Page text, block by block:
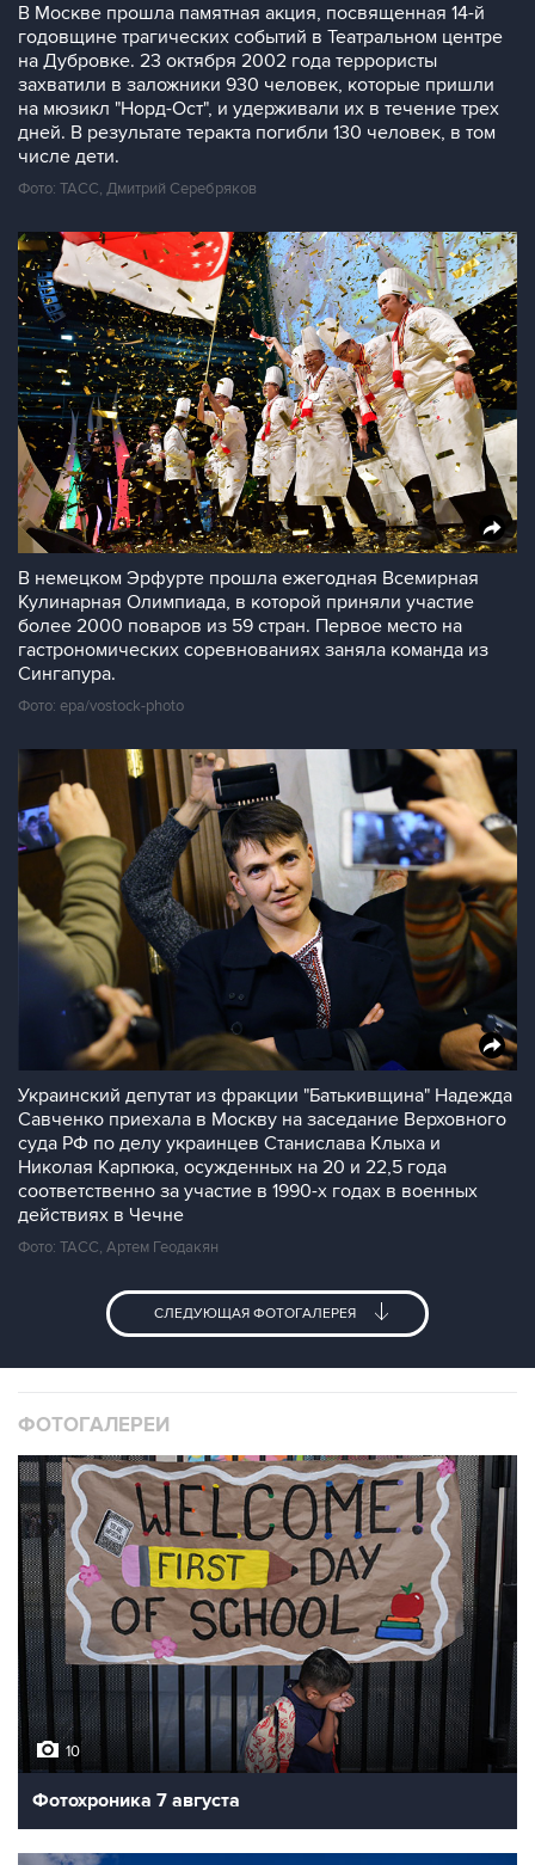
В Москве прошла памятная акция, посвященная 14-й
годовщине трагических событий в Театральном центре
на Дубровке. 23 октября 2002 года террористы
захватили в заложники 930 человек, которые пришли
на мюзикл "Норд-Ост", и удерживали их в течение трех
дней. В результате теракта погибли 130 человек, в том
числе дети.
Фото: ТАСС, Дмитрий Серебряков
В немецком Эрфурте прошла ежегодная Всемирная
Кулинарная Олимпиада, в которой приняли участие
более 2000 поваров из 59 стран. Первое место на
гастрономических соревнованиях заняла команда из
Сингапура.
Фото: epa/vostock-photo
Украинский депутат из фракции "Батькивщина" Надежда
Савченко приехала в Москву на заседание Верховного
суда РФ по делу украинцев Станислава Клыха и
Николая Карпюка, осужденных на 20 и 22,5 года
соответственно за участие в 1990-х годах в военных
действиях в Чечне
Фото: ТАСС, Артем Геодакян
СЛЕДУЮЩАЯ ФОТОГАЛЕРЕЯ
ФОТОГАЛЕРЕИ
10
Фотохроника 7 августа